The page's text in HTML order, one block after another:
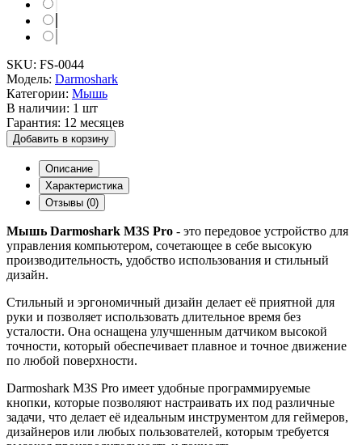
SKU: FS-0044
Модель: Darmoshark
Категории: Мышь
В наличии: 1 шт
Гарантия: 12 месяцев
Добавить в корзину
Описание
Характеристика
Отзывы (0)
Мышь Darmoshark M3S Pro - это передовое устройство для
управления компьютером, сочетающее в себе высокую
производительность, удобство использования и стильный
дизайн.
Стильный и эргономичный дизайн делает её приятной для
руки и позволяет использовать длительное время без
усталости. Она оснащена улучшенным датчиком высокой
точности, который обеспечивает плавное и точное движение
по любой поверхности.
Darmoshark M3S Pro имеет удобные программируемые
кнопки, которые позволяют настраивать их под различные
задачи, что делает её идеальным инструментом для геймеров,
дизайнеров или любых пользователей, которым требуется